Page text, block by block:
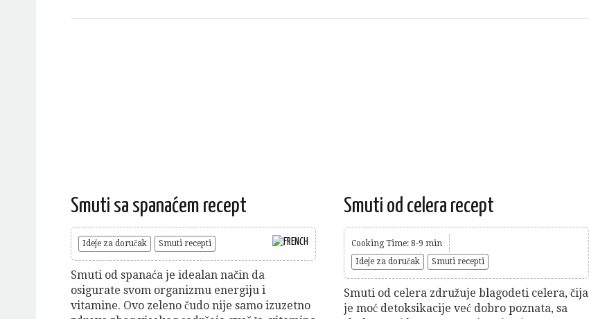
Smuti sa spanaćem recept
Ideje za doručak Smuti recepti
Smuti od spanaća je idealan način da
osigurate svom organizmu energiju i
vitamine. Ovo zeleno čudo nije samo izuzetno
Smuti od celera recept
Cooking Time: 8-9 min
Ideje za doručak
Smuti recepti
Smuti od celera združuje blagodeti celera, čija
je moć detoksikacije već dobro poznata, sa